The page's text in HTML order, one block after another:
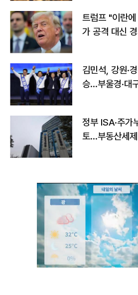
트럼프 "이란
가 공격 대신
김민석, 강원·
승…부울경·대
정부 ISA·주가
토…부동산세